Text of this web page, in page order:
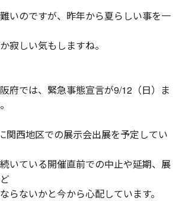
いのですが、昨年から夏らしい事を一
寂しい気もしますね。
府では、緊急事態宣言が9/12（日）ま
関西地区での展示会出展を予定してい
いている開催直前での中止や延期、展
らないかと今から心配しています。